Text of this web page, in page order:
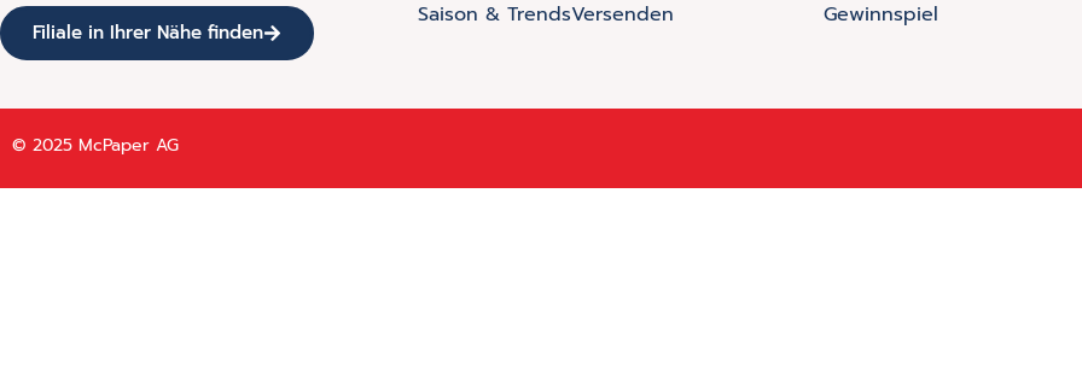
Filiale in Ihrer Nähe finden
Saison & TrendsVersenden
Gewinnspiel
© 2025 McPaper AG